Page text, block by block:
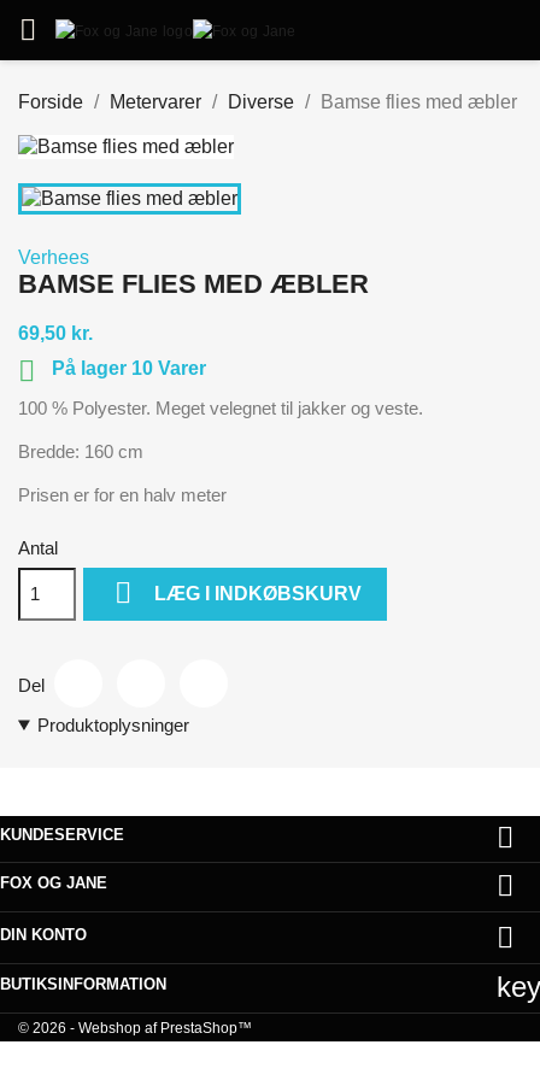

Forside Metervarer Diverse Bamse flies med æbler
Verhees
BAMSE FLIES MED ÆBLER
69,50 kr.

På lager 10 Varer
100 % Polyester. Meget velegnet til jakker og veste.
Bredde: 160 cm
Prisen er for en halv meter
Antal
 LÆG I INDKØBSKURV
Del
Produktoplysninger
KUNDESERVICE 
FOX OG JANE 
DIN KONTO 
BUTIKSINFORMATION
© 2026 - Webshop af PrestaShop™